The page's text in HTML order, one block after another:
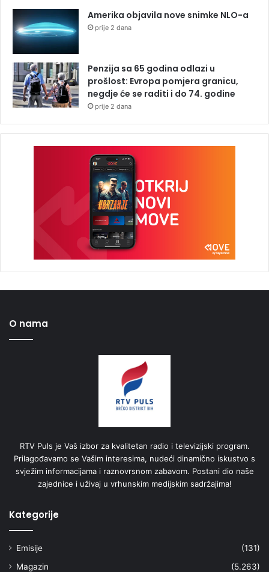
Amerika objavila nove snimke NLO-a
prije 2 dana
Penzija sa 65 godina odlazi u
prošlost: Evropa pomjera granicu,
negdje će se raditi i do 74. godine
prije 2 dana
O nama
RTV Puls je Vaš izbor za kvalitetan radio i televizijski program.
Prilagođavamo se Vašim interesima, nudeći dinamično iskustvo s
svježim informacijama i raznovrsnom zabavom. Postani dio naše
zajednice i uživaj u vrhunskim medijskim sadržajima!
Kategorije
Emisije
(131)
Magazin
(5.263)